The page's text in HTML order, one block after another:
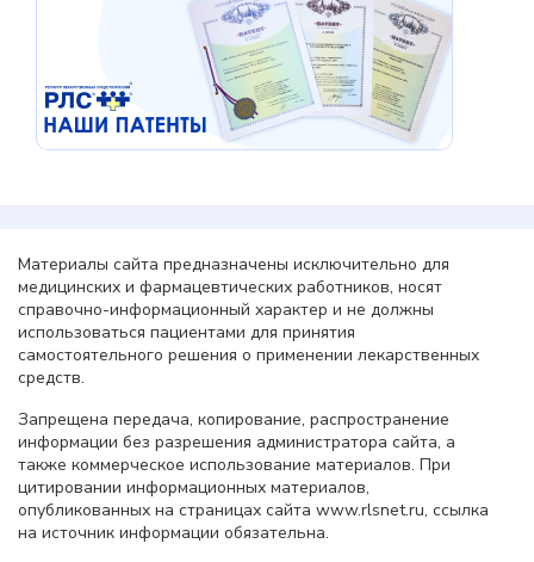
Материалы сайта предназначены исключительно для
медицинских и фармацевтических работников, носят
справочно-информационный характер и не должны
использоваться пациентами для принятия
самостоятельного решения о применении лекарственных
средств.
Запрещена передача, копирование, распространение
информации без разрешения администратора сайта, а
также коммерческое использование материалов. При
цитировании информационных материалов,
опубликованных на страницах сайта www.rlsnet.ru, ссылка
на источник информации обязательна.